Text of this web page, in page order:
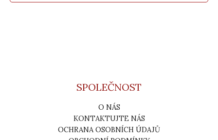
SPOLEČNOST
O NÁS
KONTAKTUJTE NÁS
OCHRANA OSOBNÍCH ÚDAJŮ